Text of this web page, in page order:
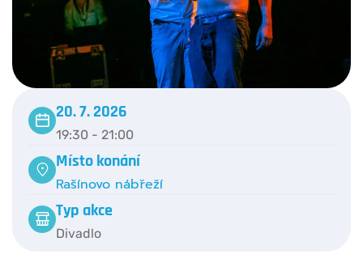
20. 7. 2026
19:30 - 21:00
Místo konání
Rašínovo nábřeží
Typ akce
Divadlo